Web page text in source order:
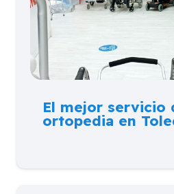
El mejor servicio
ortopedia en